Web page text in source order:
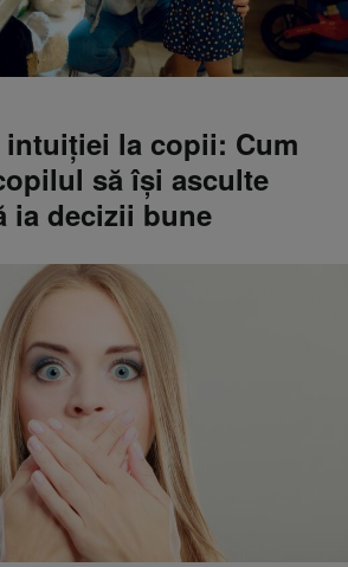
intuiției la copii: Cum
să își asculte
ia decizii bune